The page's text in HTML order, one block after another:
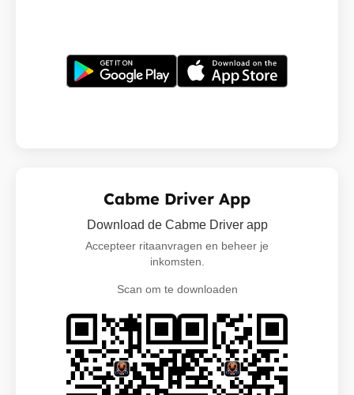
Cabme Driver App
Download de Cabme Driver app
Accepteer ritaanvragen en beheer je
inkomsten.
Scan om te downloaden